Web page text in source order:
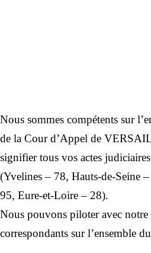
Nous sommes compétents sur
de la Cour d’Appel de
signifier tous vos actes
(Yvelines – 78, Hauts-de-Seine
95, Eure-et-Loire – 28).
Nous pouvons piloter avec notre
correspondants sur l’ensemble